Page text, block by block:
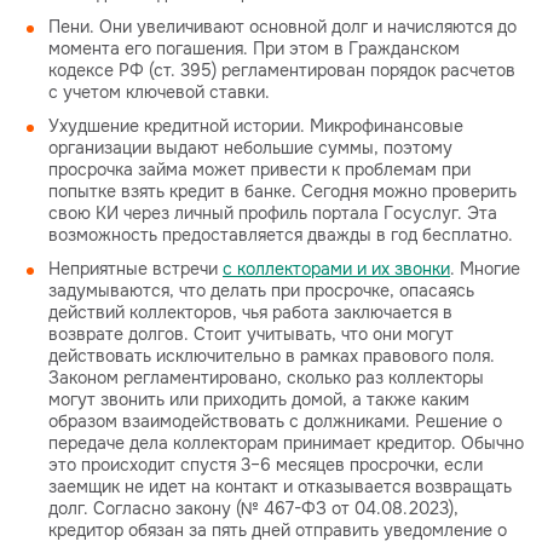
Пени. Они увеличивают основной долг и начисляются до
момента его погашения. При этом в Гражданском
кодексе РФ (ст. 395) регламентирован порядок расчетов
с учетом ключевой ставки.
Ухудшение кредитной истории. Микрофинансовые
организации выдают небольшие суммы, поэтому
просрочка займа может привести к проблемам при
попытке взять кредит в банке. Сегодня можно проверить
свою КИ через личный профиль портала Госуслуг. Эта
возможность предоставляется дважды в год бесплатно.
Неприятные встречи с коллекторами и их звонки. Многие
задумываются, что делать при просрочке, опасаясь
действий коллекторов, чья работа заключается в
возврате долгов. Стоит учитывать, что они могут
действовать исключительно в рамках правового поля.
Законом регламентировано, сколько раз коллекторы
могут звонить или приходить домой, а также каким
образом взаимодействовать с должниками. Решение о
передаче дела коллекторам принимает кредитор. Обычно
это происходит спустя 3–6 месяцев просрочки, если
заемщик не идет на контакт и отказывается возвращать
долг. Согласно закону (№ 467-ФЗ от 04.08.2023),
кредитор обязан за пять дней отправить уведомление о